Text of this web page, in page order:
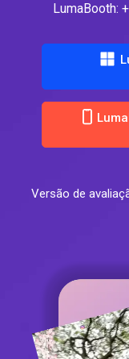
LumaBooth:
Versão de